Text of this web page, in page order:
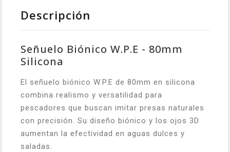
Descripción
Señuelo Biónico W.P.E - 80mm
Silicona
El señuelo biónico W.P.E de 80mm en silicona
combina realismo y versatilidad para
pescadores que buscan imitar presas naturales
con precisión. Su diseño biónico y los ojos 3D
aumentan la efectividad en aguas dulces y
saladas.